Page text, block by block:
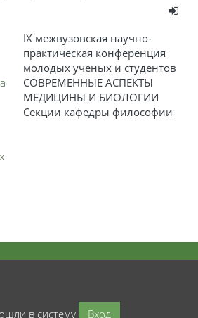
IX межвузовская научно-
практическая конференция
молодых ученых и студентов
СОВРЕМЕННЫЕ АСПЕКТЫ
МЕДИЦИНЫ И БИОЛОГИИ
Секции кафедры философии
в систему Вход